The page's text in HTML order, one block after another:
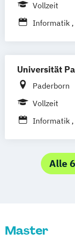
Vollzeit
Informatik
Universität
Paderborn
Vollzeit
Informatik
Alle
Master